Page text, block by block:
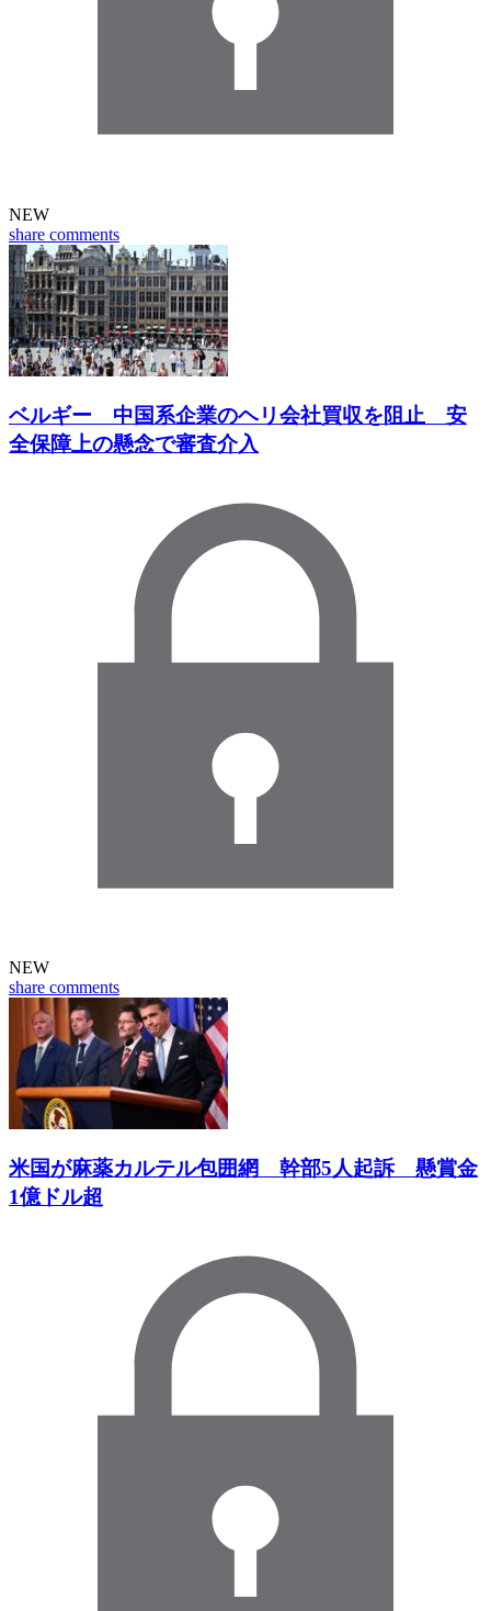
NEW
share comments
ベルギー 中国系企業のヘリ会社買収を阻止 安
全保障上の懸念で審査介入
NEW
share comments
米国が麻薬カルテル包囲網 幹部5人起訴 懸賞金
1億ドル超